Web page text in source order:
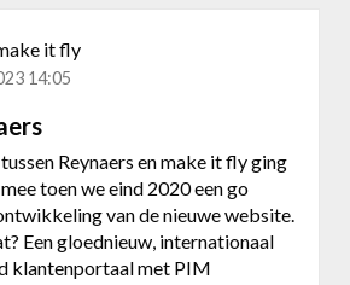
o
o
r
C
r
it fly
14:05
Reynaers en make it fly ging
toen we eind 2020 een go
van de nieuwe website.
Een gloednieuw, internationaal
klantenportaal met PIM